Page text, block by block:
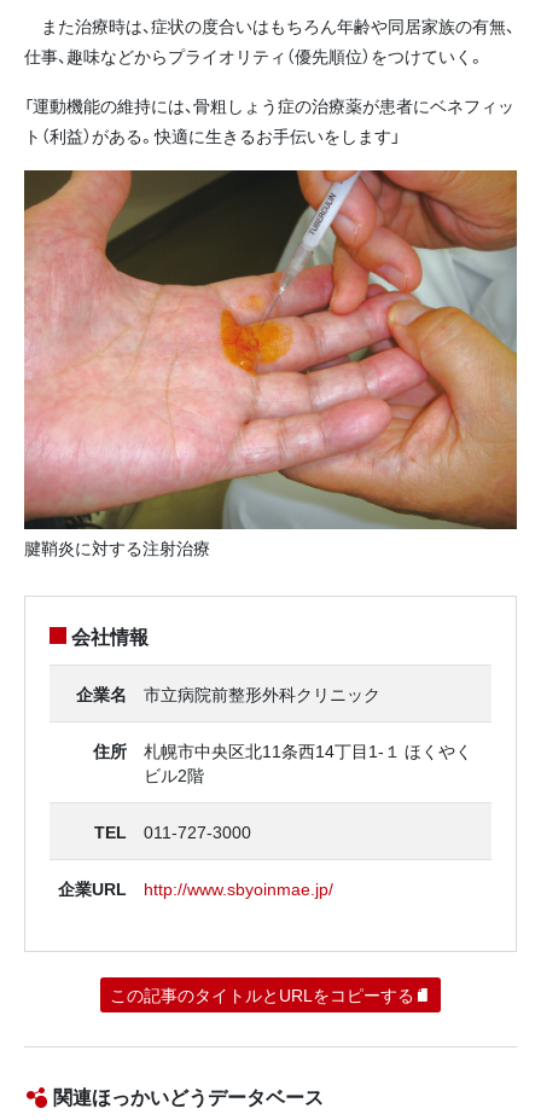
また治療時は、症状の度合いはもちろん年齢や同居家族の有無、
仕事、趣味などからプライオリティ（優先順位）をつけていく。
「運動機能の維持には、骨粗しょう症の治療薬が患者にベネフィッ
ト（利益）がある。快適に生きるお手伝いをします」
腱鞘炎に対する注射治療
会社情報
企業名 市立病院前整形外科クリニック
住所
札幌市中央区北11条西14丁目1‐１ ほくやく
ビル2階
TEL 011-727-3000
企業URL http://www.sbyoinmae.jp/
この記事のタイトルとURLをコピーする
関連ほっかいどうデータベース